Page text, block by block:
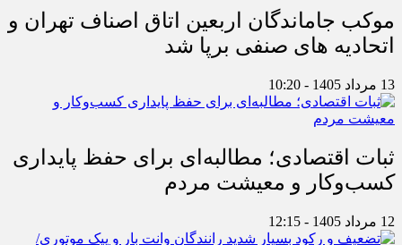
موکب جاماندگان اربعین اتاق اصناف تهران و
اتحادیه های صنفی برپا شد
13 مرداد 1405 - 10:20
ثبات اقتصادی؛ مطالبه‌ای برای حفظ پایداری
کسب‌وکار و معیشت مردم
12 مرداد 1405 - 12:15